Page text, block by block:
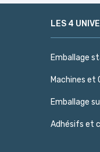
LES 4
Emballage
Machines et
Emballage
Adhésifs et